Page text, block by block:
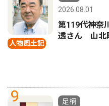
人物風土記
2026.08.01
第119代神奈
透さん 山
9
足柄